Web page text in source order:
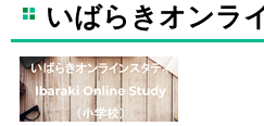
いばらきオンラ